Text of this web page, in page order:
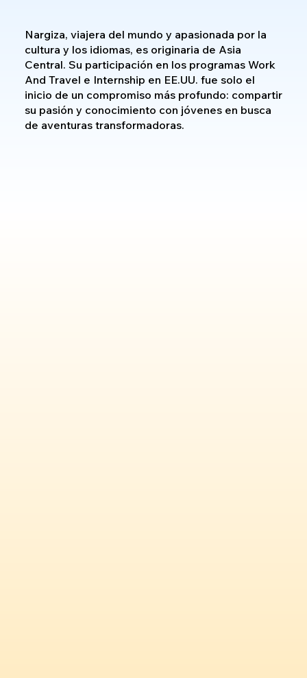
Nargiza, viajera del mundo y apasionada por la
cultura y los idiomas, es originaria de Asia
Central. Su participación en los programas Work
And Travel e Internship en EE.UU. fue solo el
inicio de un compromiso más profundo: compartir
su pasión y conocimiento con jóvenes en busca
de aventuras transformadoras.